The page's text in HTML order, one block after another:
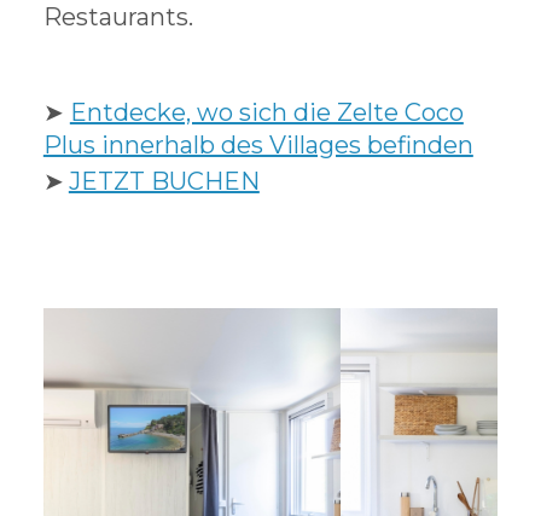
Restaurants.
➤ Entdecke, wo sich die Zelte Coco
Plus innerhalb des Villages befinden
➤ JETZT BUCHEN